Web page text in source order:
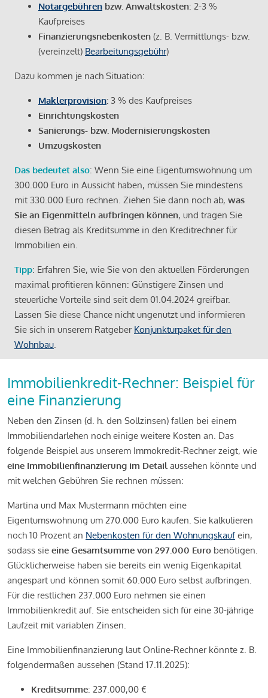
Notargebühren bzw. Anwaltskosten: 2-3 %
Kaufpreises
Finanzierungsnebenkosten (z. B. Vermittlungs- bzw.
(vereinzelt) Bearbeitungsgebühr)
Dazu kommen je nach Situation:
Maklerprovision: 3 % des Kaufpreises
Einrichtungskosten
Sanierungs- bzw. Modernisierungskosten
Umzugskosten
Das bedeutet also: Wenn Sie eine Eigentumswohnung um
300.000 Euro in Aussicht haben, müssen Sie mindestens
mit 330.000 Euro rechnen. Ziehen Sie dann noch ab, was
Sie an Eigenmitteln aufbringen können, und tragen Sie
diesen Betrag als Kreditsumme in den Kreditrechner für
Immobilien ein.
Tipp: Erfahren Sie, wie Sie von den aktuellen Förderungen
maximal profitieren können: Günstigere Zinsen und
steuerliche Vorteile sind seit dem 01.04.2024 greifbar.
Lassen Sie diese Chance nicht ungenutzt und informieren
Sie sich in unserem Ratgeber Konjunkturpaket für den
Wohnbau.
Immobilienkredit-Rechner: Beispiel für
eine Finanzierung
Neben den Zinsen (d. h. den Sollzinsen) fallen bei einem
Immobiliendarlehen noch einige weitere Kosten an. Das
folgende Beispiel aus unserem Immokredit-Rechner zeigt, wie
eine Immobilienfinanzierung im Detail aussehen könnte und
mit welchen Gebühren Sie rechnen müssen:
Martina und Max Mustermann möchten eine
Eigentumswohnung um 270.000 Euro kaufen. Sie kalkulieren
noch 10 Prozent an Nebenkosten für den Wohnungskaufein,
sodass sie eine Gesamtsumme von 297.000 Euro benötigen.
Glücklicherweise haben sie bereits ein wenig Eigenkapital
angespart und können somit 60.000 Euro selbst aufbringen.
Für die restlichen 237.000 Euro nehmen sie einen
Immobilienkredit auf. Sie entscheiden sich für eine 30-jährige
Laufzeit mit variablen Zinsen.
Eine Immobilienfinanzierung laut Online-Rechner könnte z. B.
folgendermaßen aussehen (Stand 17.11.2025):
Kreditsumme: 237.000,00 €